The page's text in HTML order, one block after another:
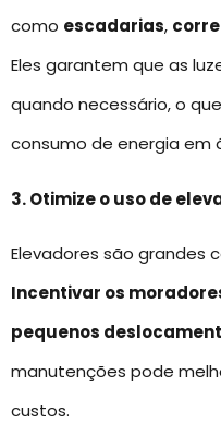
como escadarias,
Eles garantem que as
quando necessário, o
consumo de energia em
3. Otimize o uso de
Elevadores são grandes
Incentivar os
pequenos
manutenções pode
custos.